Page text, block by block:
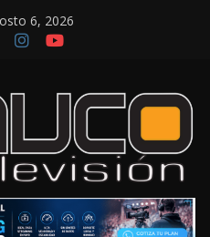
6, 2026